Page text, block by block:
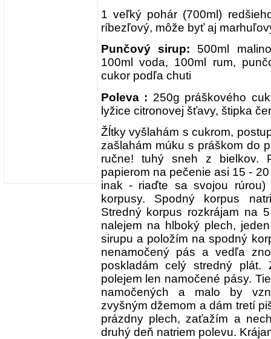
1 veľký pohár (700ml)
ríbezľový, môže byť aj
Punčový sirup: 500ml
100ml voda, 100ml rum,
cukor podľa chuti
Poleva : 250g práškového
lyžice citronovej šťavy, štipka
Žĺtky vyšlahám s cukrom,
zašlahám múku s práškom do
ručne! tuhý sneh z bielkov.
papierom na pečenie asi 15 -
inak - riaďte sa svojou
korpusy. Spodný korpus
Stredný korpus rozkrájam na
nalejem na hlboký plech,
sirupu a položím na spodný
nenamočený pás a vedľa
poskladám celý stredný plát.
polejem len namočené pásy.
namočených a malo by
zvyšným džemom a dám tretí
prázdny plech, zaťažím a
druhý deň natriem polevu.